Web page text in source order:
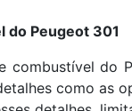
do Peugeot 301
combustível do
como as